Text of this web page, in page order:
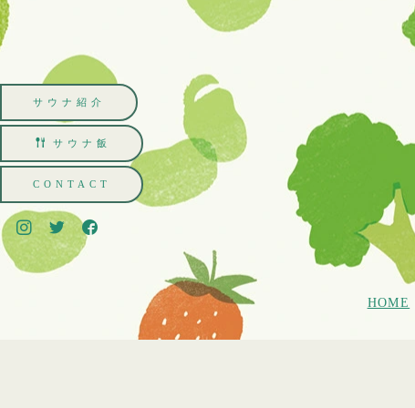
サウナ紹介
サウナ飯
CONTACT
HOME